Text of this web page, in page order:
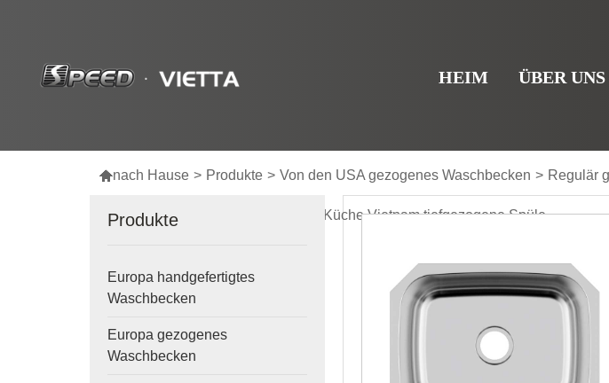
HEIM ÜBER UNS
nach Hause > Produkte > Von den USA gezogenes Waschbecken > Regulär
Einzelne runde Schüssel Edelstahl Küche Vietnam tiefgezogene Spüle
Produkte
Europa handgefertigtes
Waschbecken
Europa gezogenes
Waschbecken